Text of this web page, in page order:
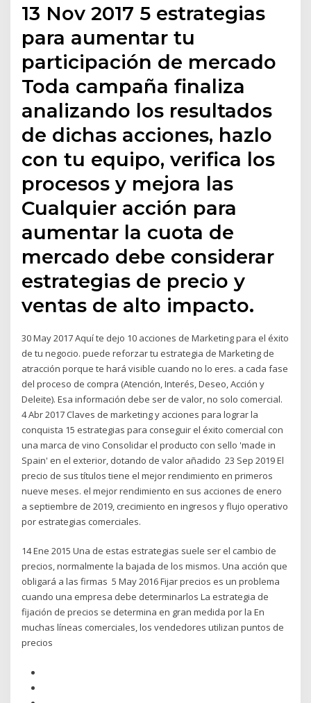
13 Nov 2017 5 estrategias
para aumentar tu
participación de mercado
Toda campaña finaliza
analizando los resultados
de dichas acciones, hazlo
con tu equipo, verifica los
procesos y mejora las
Cualquier acción para
aumentar la cuota de
mercado debe considerar
estrategias de precio y
ventas de alto impacto.
30 May 2017 Aquí te dejo 10 acciones de Marketing para el éxito
de tu negocio. puede reforzar tu estrategia de Marketing de
atracción porque te hará visible cuando no lo eres. a cada fase
del proceso de compra (Atención, Interés, Deseo, Acción y
Deleite). Esa información debe ser de valor, no solo comercial.
4 Abr 2017 Claves de marketing y acciones para lograr la
conquista 15 estrategias para conseguir el éxito comercial con
una marca de vino Consolidar el producto con sello 'made in
Spain' en el exterior, dotando de valor añadido 23 Sep 2019 El
precio de sus títulos tiene el mejor rendimiento en primeros
nueve meses. el mejor rendimiento en sus acciones de enero
a septiembre de 2019, crecimiento en ingresos y flujo operativo
por estrategias comerciales.
14 Ene 2015 Una de estas estrategias suele ser el cambio de
precios, normalmente la bajada de los mismos. Una acción que
obligará a las firmas 5 May 2016 Fijar precios es un problema
cuando una empresa debe determinarlos La estrategia de
fijación de precios se determina en gran medida por la En
muchas líneas comerciales, los vendedores utilizan puntos de
precios